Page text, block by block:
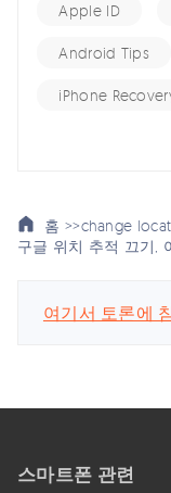
Apple ID
Android Tips
iPhone
홈 >>change
구글 위치 추적 끄기,
여기서 토론에
스마트폰 관련